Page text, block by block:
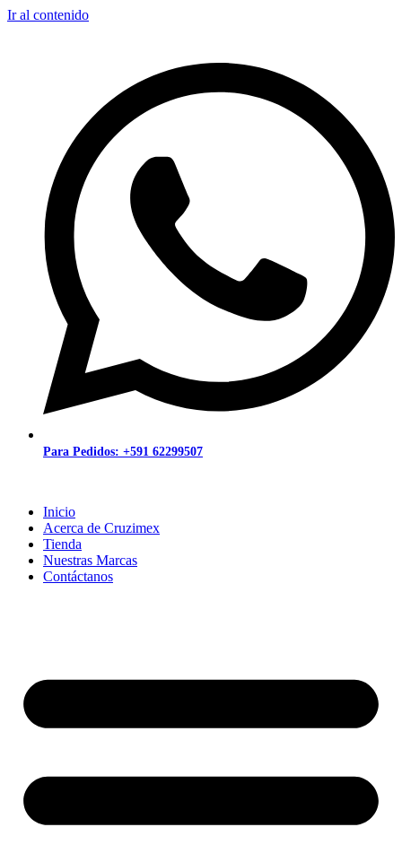
Ir al contenido
Para Pedidos: +591 62299507
Inicio
Acerca de Cruzimex
Tienda
Nuestras Marcas
Contáctanos